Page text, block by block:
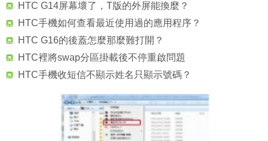
HTC G14屏幕壞了，T版的外屏能換麼？
HTC手機如何查看最近使用過的應用程序？
HTC G16的後蓋怎麼那麼難打開？
HTC裡將swap分區掛載後不停重啟問題
HTC手機收短信不顯示姓名只顯示號碼？